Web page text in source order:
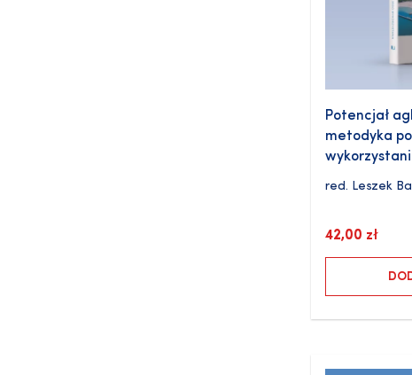
Potencjał
metodyka
red. Leszek
42,00 zł